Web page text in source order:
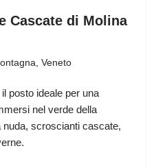
Cascate di Molina
, Veneto
posto ideale per una
nel verde della
nuda, scroscianti cascate,